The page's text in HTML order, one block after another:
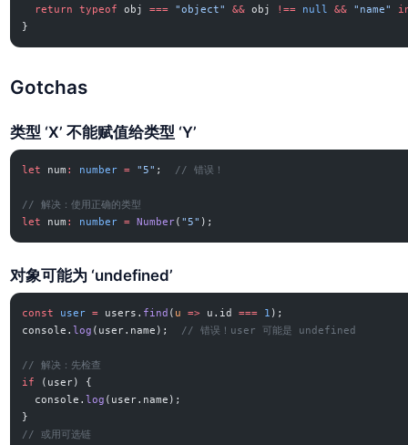
  return
typeof obj === "object" && obj !== null && "name"
}
Gotchas
类型 ‘X’ 不能赋值给类型 ‘Y’
let num : number = "5" ; // 错误！
// 解决：使用正确的类型
let
num : number = Number( "5" );
对象可能为 ‘undefined’
const user = users. find ( u => u.id === 1 );
console. log (user.name); // 错误！user 可能是 undefined
// 解决：先检查
if
(user) {
  console.
log (user.name);
}
// 或用可选链